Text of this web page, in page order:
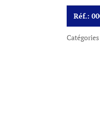
Réf.: